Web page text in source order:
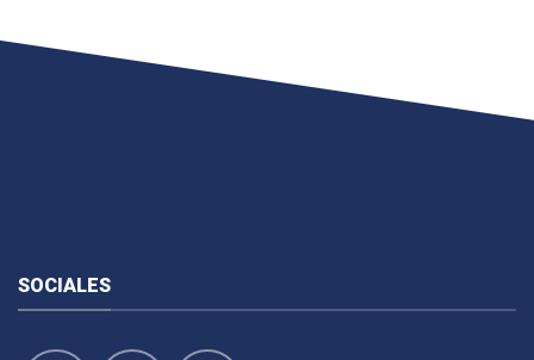
SOCIALES